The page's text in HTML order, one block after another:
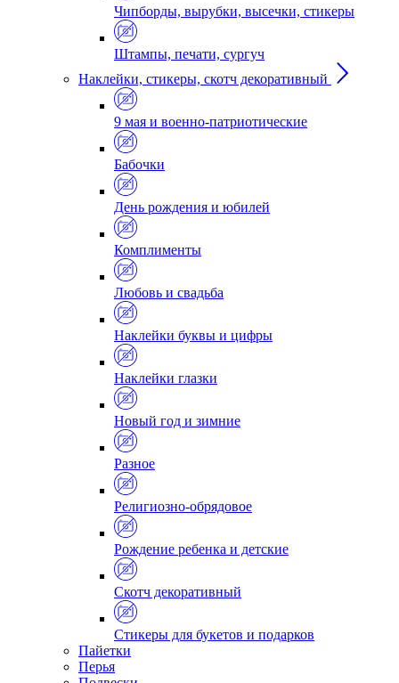
Чипборды, вырубки, высечки, стикеры
Штампы, печати, сургуч
Наклейки, стикеры, скотч декоративный
9 мая и военно-патриотические
Бабочки
День рождения и юбилей
Комплименты
Любовь и свадьба
Наклейки буквы и цифры
Наклейки глазки
Новый год и зимние
Разное
Религиозно-обрядовое
Рождение ребенка и детские
Скотч декоративный
Стикеры для букетов и подарков
Пайетки
Перья